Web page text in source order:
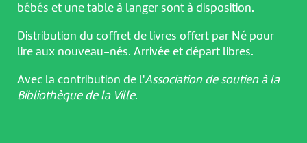
bébés et une table à langer sont à disposition.
Distribution du coffret de livres offert par Né pour
lire aux nouveau-nés. Arrivée et départ libres.
Avec la contribution de l'Association de soutien à la
Bibliothèque de la Ville.